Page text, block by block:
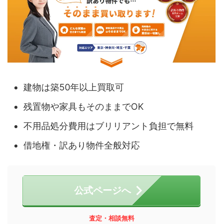
建物は築50年以上買取可
残置物や家具もそのままでOK
不用品処分費用はブリリアント負担で無料
借地権・訳あり物件全般対応
公式ページへ
査定・相談無料